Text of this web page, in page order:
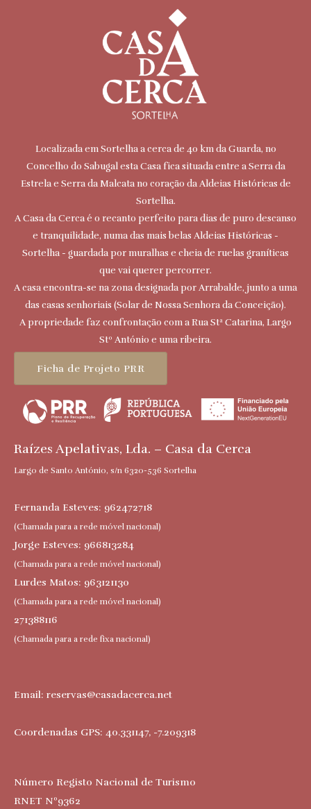
Localizada em Sortelha a cerca de 40 km da Guarda, no
Concelho do Sabugal esta Casa fica situada entre a Serra da
Estrela e Serra da Malcata no coração da Aldeias Históricas de
Sortelha.
A Casa da Cerca é o recanto perfeito para dias de puro descanso
e tranquilidade, numa das mais belas Aldeias Históricas -
Sortelha - guardada por muralhas e cheia de ruelas graníticas
que vai querer percorrer.
A casa encontra-se na zona designada por Arrabalde, junto a uma
das casas senhoriais (Solar de Nossa Senhora da Conceição).
A propriedade faz confrontação com a Rua Stª Catarina, Largo
Stº António e uma ribeira.
Ficha de Projeto PRR
Raízes Apelativas, Lda. – Casa da Cerca
Largo de Santo António, s/n 6320-536 Sortelha
Fernanda Esteves: 962472718
(Chamada para a rede móvel nacional)
Jorge Esteves: 966813284
(Chamada para a rede móvel nacional)
Lurdes Matos: 963121130
(Chamada para a rede móvel nacional)
271388116
(Chamada para a rede fixa nacional)
Email: reservas@casadacerca.net
Coordenadas GPS: 40.331147, -7.209318
Número Registo Nacional de Turismo
RNET Nº9362